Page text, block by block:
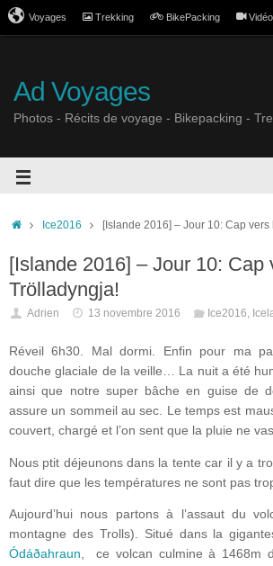
Voyages Trekking BikePacking
Ad Voyages
Photos - Récits de voyage - Bikepacking -
Ice2016 [Islande 2016] – Jour 10: Cap
[Islande 2016] – Jour 10: Cap
Trölladyngja!
Adrien 13 novembre 2016 Ice2016,
Réveil 6h30. Mal dormi. Enfin pour ma
douche glaciale de la veille… La nuit a été
ainsi que notre super bâche en guise de
assure un sommeil au sec. Le temps est
couvert, chargé et l’on sent que la pluie ne
Nous ptit déjeunons dans la tente car il y a
faut dire que les températures ne sont pas
Aujourd’hui nous partons à l’assaut du
montagne des Trolls). Situé dans la
Ódáðahraun, ce volcan culmine à 1468m